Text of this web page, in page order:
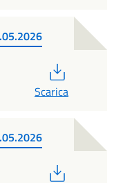
Scarica